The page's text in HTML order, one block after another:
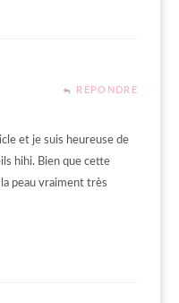
RÉPONDRE
et je suis heureuse de
hihi. Bien que cette
la peau vraiment très